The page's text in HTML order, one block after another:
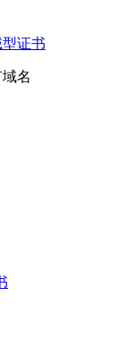
证书
名